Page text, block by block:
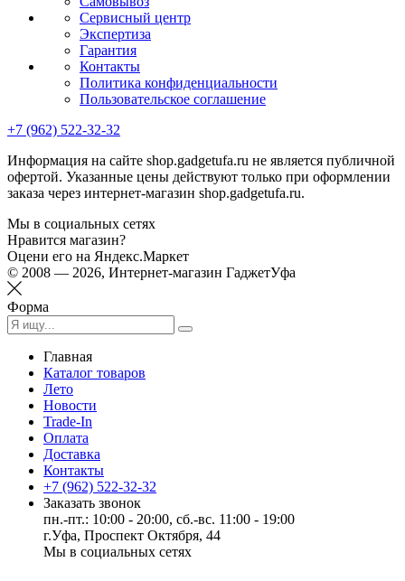
Сервисный центр
Экспертиза
Гарантия
Контакты
Политика конфиденциальности
Пользовательское соглашение
+7 (962) 522-32-32
Информация на сайте shop.gadgetufa.ru не является публичной
офертой. Указанные цены действуют только при оформлении
заказа через интернет-магазин shop.gadgetufa.ru.
Мы в социальных сетях
Нравится магазин?
Оцени его на Яндекс.Маркет
© 2008 — 2026, Интернет-магазин ГаджетУфа
Форма
Главная
Каталог товаров
Лето
Новости
Trade-In
Оплата
Доставка
Контакты
+7 (962) 522-32-32
Заказать звонок
пн.-пт.: 10:00 - 20:00, сб.-вс. 11:00 - 19:00
г.Уфа, Проспект Октября, 44
Мы в социальных сетях